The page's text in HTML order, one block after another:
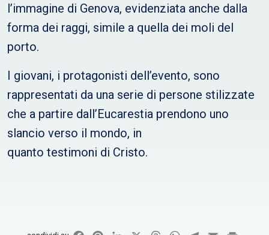
l’immagine di Genova, evidenziata anche dalla
forma dei raggi, simile a quella dei moli del
porto.
I giovani, i protagonisti dell’evento, sono
rappresentati da una serie di persone stilizzate
che a partire dall’Eucarestia prendono uno
slancio verso il mondo, in
quanto testimoni di Cristo.